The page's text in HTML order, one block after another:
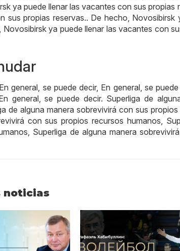
ya puede llenar las vacantes con sus propias
sus propias reservas.. De hecho, Novosibirsk
ya puede llenar las vacantes con
general, se puede decir, En general, se puede
general, se puede decir. Superliga de
de alguna manera sobrevivirá con sus
con sus propios recursos humanos,
Superliga de alguna manera
noticias